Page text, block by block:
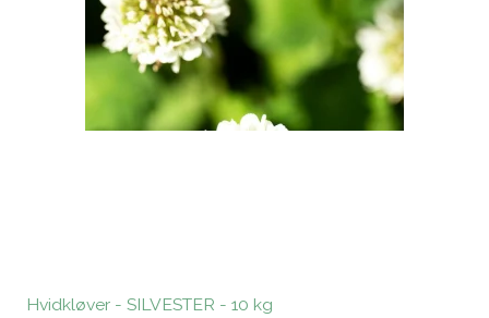
Hvidkløver - SILVESTER - 10 kg